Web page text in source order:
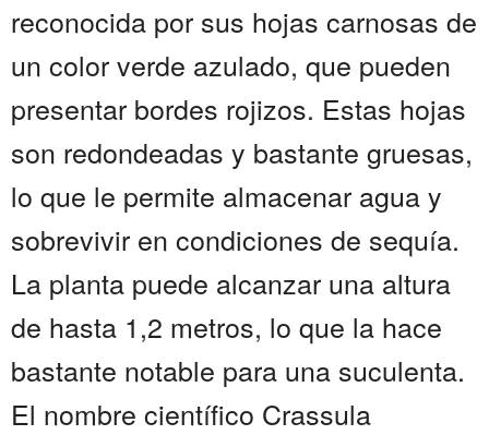
reconocida por sus hojas carnosas de
un color verde azulado, que pueden
presentar bordes rojizos. Estas hojas
son redondeadas y bastante gruesas,
lo que le permite almacenar agua y
sobrevivir en condiciones de sequía.
La planta puede alcanzar una altura
de hasta 1,2 metros, lo que la hace
bastante notable para una suculenta.
El nombre científico Crassula